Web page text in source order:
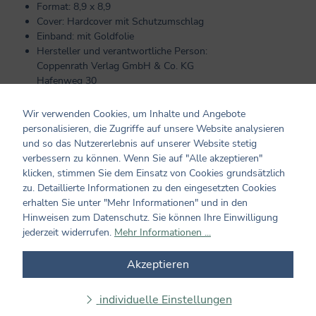
Format: 8,9 x 8,9
Cover: Hardcover mit Schutzumschlag
Einband: mit Goldfolie
Hersteller und verantwortliche Person:
Coppenrath Verlag GmbH & Co. KG
Hafenweg 30
info@coppenrath.de
Kundenmeinungen
0 von 0 Bewertungen
Durchschnittliche Bewertung von 0 von 5 Sternen
Bewerten Sie dieses Produkt!
Teilen Sie Ihre Erfahrungen mit dem Produkt mit anderen
Kunden. Ihre Bewertung darf sich ausschließlich auf Produkte
aus verifizierten Käufen beziehen. Diesen Zusammenhang stellen
wir sicher, indem Bewertungen nur mit einem vorhandenen
Wir verwenden Cookies, um Inhalte und Angebote
personalisieren, die Zugriffe auf unsere Website analysieren
und so das Nutzererlebnis auf unserer Website stetig
verbessern zu können. Wenn Sie auf "Alle akzeptieren"
klicken, stimmen Sie dem Einsatz von Cookies grundsätzlich
zu. Detaillierte Informationen zu den eingesetzten Cookies
erhalten Sie unter "Mehr Informationen" und in den
Hinweisen zum Datenschutz. Sie können Ihre Einwilligung
jederzeit widerrufen. Mehr Informationen ...
Akzeptieren
individuelle Einstellungen